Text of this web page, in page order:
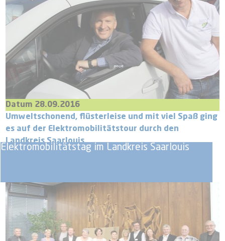
Elektromobilitätstag im Landkreis Saarlouis
Datum 28.09.2016
Umweltschonend, flüsterleise und mit viel Spaß ging
es auf der Elektromobilitätstour durch den
Landkreis Saarlouis.